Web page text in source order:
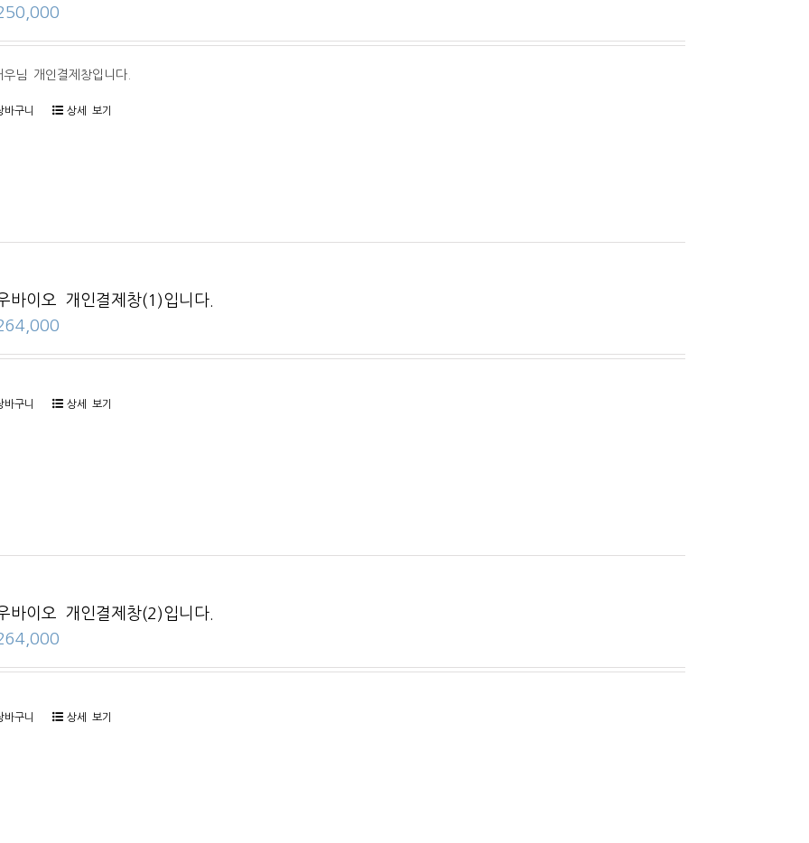
우님 개인결제창입니다.
바구니 상세 보기
바이오 개인결제창(1)입니다.
바구니 상세 보기
바이오 개인결제창(2)입니다.
바구니 상세 보기